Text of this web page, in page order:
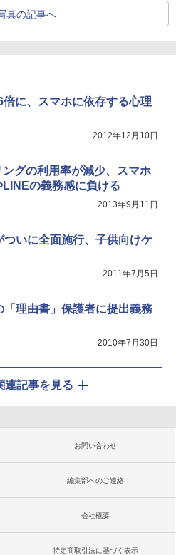
真の記事へ
に、スマホに依存する心理
2012年12月10日
ングの利用率が減少、スマホ
の義務感に負ける
2013年9月11日
いに全面施行、子供向けケ
2011年7月5日
理由書」保護者に提出義務
2010年7月30日
連記事を見る
お問い合わせ
編集部へのご連絡
会社概要
特定商取引法に基づく表示